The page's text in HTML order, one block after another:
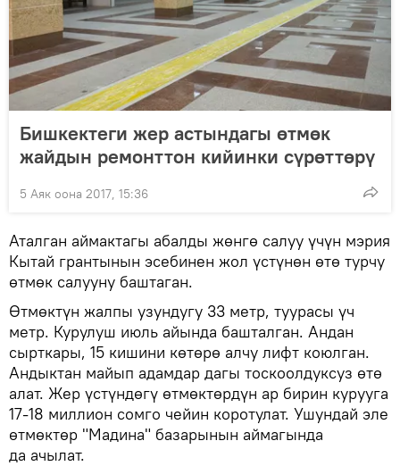
Бишкектеги жер астындагы өтмөк
жайдын ремонттон кийинки сүрөттөрү
5 Аяк оона 2017, 15:36
Аталган аймактагы абалды жөнгө салуу үчүн мэрия
Кытай грантынын эсебинен жол үстүнөн өтө турчу
өтмөк салууну баштаган.
Өтмөктүн жалпы узундугу 33 метр, туурасы үч
метр. Курулуш июль айында башталган. Андан
сырткары, 15 кишини көтөрө алчу лифт коюлган.
Андыктан майып адамдар дагы тоскоолдуксуз өтө
алат. Жер үстүндөгү өтмөктөрдүн ар бирин курууга
17-18 миллион сомго чейин коротулат. Ушундай эле
өтмөктөр "Мадина" базарынын аймагында
да ачылат.